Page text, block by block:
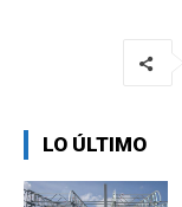
LO ÚLTIMO